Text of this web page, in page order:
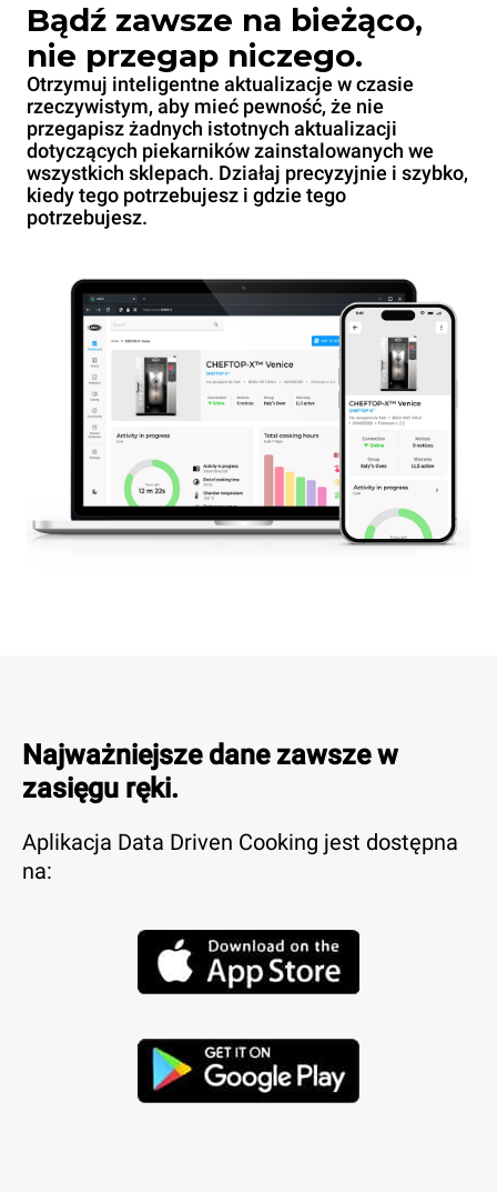
Bądź zawsze na bieżąco,
nie przegap niczego.
Otrzymuj inteligentne aktualizacje w czasie
rzeczywistym, aby mieć pewność, że nie
przegapisz żadnych istotnych aktualizacji
dotyczących piekarników zainstalowanych we
wszystkich sklepach. Działaj precyzyjnie i szybko,
kiedy tego potrzebujesz i gdzie tego
potrzebujesz.
Najważniejsze dane zawsze w
zasięgu ręki.
Aplikacja Data Driven Cooking jest dostępna
na: